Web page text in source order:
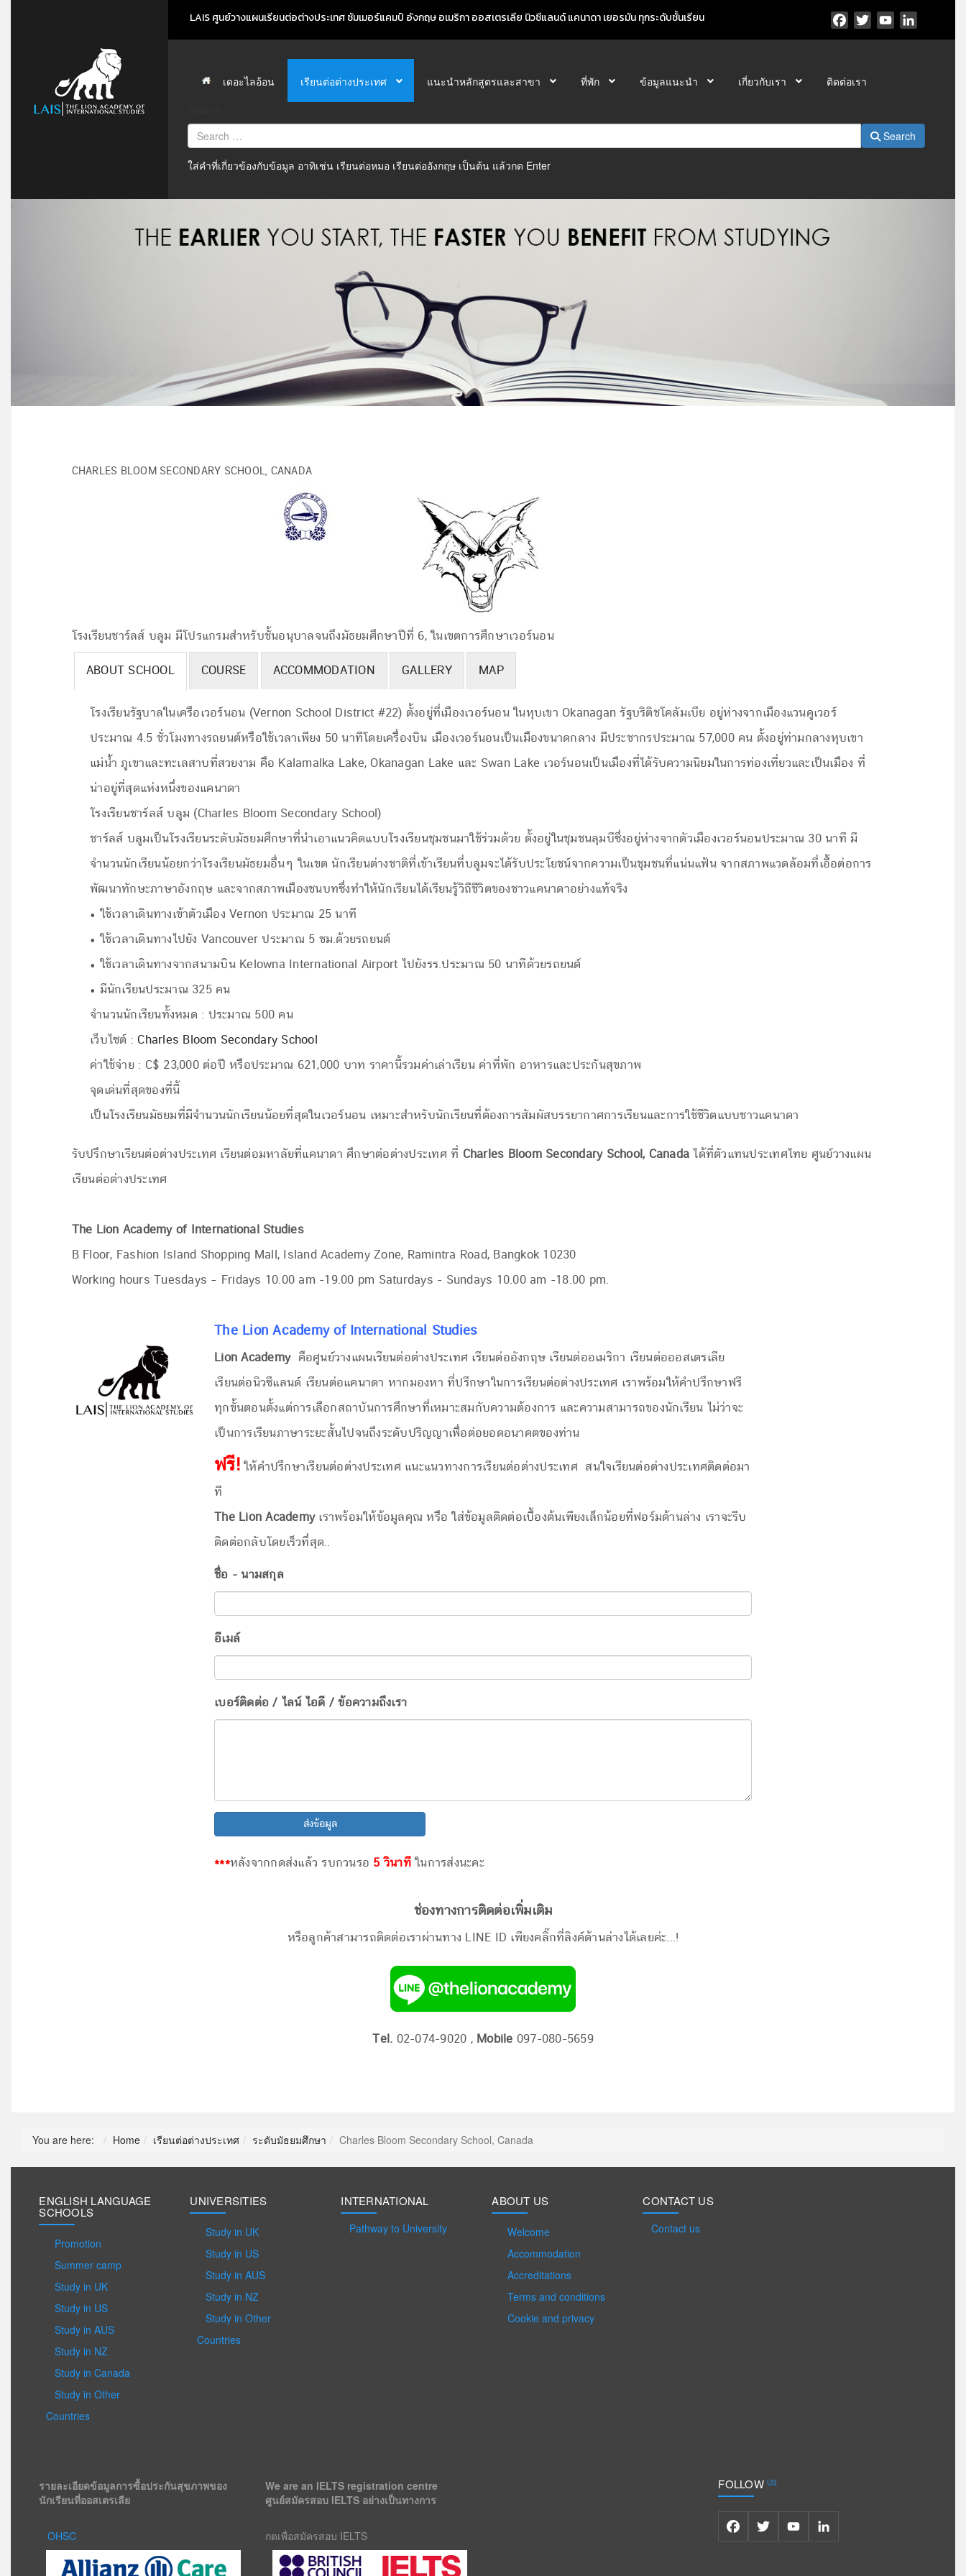
LAIS ศูนย์วางแผนเรียนต่อต่างประเทศ ซัมเมอร์แคมป์ อังกฤษ อเมริกา ออสเตรเลีย นิวซีแลนด์ แคนาดา เยอรมัน ทุกระดับชั้นเรียน
Facebook
TwitterYouTubeLinkedIn
เดอะไลอ้อน เรียนต่อต่างประเทศ แนะนำหลักสูตรและสาขา ที่พัก ข้อมูลแนะนำ เกี่ยวกับเรา
ติดต่อเรา
Search
ใส่คำที่เกี่ยวข้องกับข้อมูล อาทิเช่น เรียนต่อหมอ เรียนต่ออังกฤษ เป็นต้น แล้วกด Enter
CHARLES BLOOM SECONDARY SCHOOL, CANADA
โรงเรียนชาร์ลส์ บลูม มีโปรแกรมสำหรับชั้นอนุบาลจนถึงมัธยมศึกษาปีที่ 6, ในเขตการศึกษาเวอร์นอน
ABOUT SCHOOL COURSE ACCOMMODATION GALLERY MAP
โรงเรียนรัฐบาลในเครือเวอร์นอน (Vernon School District #22) ตั้งอยู่ที่เมืองเวอร์นอน ในหุบเขา Okanagan รัฐบริติชโคลัมเบีย อยู่ห่างจากเมืองแวนคูเวอร์
ประมาณ 4.5 ชั่วโมงทางรถยนต์หรือใช้เวลาเพียง 50 นาทีโดยเครื่องบิน เมืองเวอร์นอนเป็นเมืองขนาดกลาง มีประชากรประมาณ 57,000 คน ตั้งอยู่ท่ามกลางหุบเขา
แม่น้ำ ภูเขาและทะเลสาบที่สวยงาม คือ Kalamalka Lake, Okanagan Lake และ Swan Lake เวอร์นอนเป็นเมืองที่ได้รับความนิยมในการท่องเที่ยวและเป็นเมือง ที่
น่าอยู่ที่สุดแห่งหนึ่งของแคนาดา
โรงเรียนชาร์ลส์ บลูม (Charles Bloom Secondary School)
ชาร์ลส์ บลูมเป็นโรงเรียนระดับมัธยมศึกษาที่นำเอาแนวคิดแบบโรงเรียนชุมชนมาใช้ร่วมด้วย ตั้งอยู่ในชุมชนลุมบีซึ่งอยู่ห่างจากตัวเมืองเวอร์นอนประมาณ 30 นาที มี
จำนวนนักเรียนน้อยกว่าโรงเรียนมัธยมอื่นๆ ในเขต นักเรียนต่างชาติที่เข้าเรียนที่บลูมจะได้รับประโยชน์จากความเป็นชุมชนที่แน่นแฟ้น จากสภาพแวดล้อมที่เอื้อต่อการ
พัฒนาทักษะภาษาอังกฤษ และจากสภาพเมืองชนบทซึ่งทำให้นักเรียนได้เรียนรู้วิถีชีวิตของชาวแคนาดาอย่างแท้จริง
• ใช้เวลาเดินทางเข้าตัวเมือง Vernon ประมาณ 25 นาที
• ใช้เวลาเดินทางไปยัง Vancouver ประมาณ 5 ชม.ด้วยรถยนต์
• ใช้เวลาเดินทางจากสนามบิน Kelowna International Airport ไปยังรร.ประมาณ 50 นาทีด้วยรถยนต์
• มีนักเรียนประมาณ 325 คน
จำนวนนักเรียนทั้งหมด : ประมาณ 500 คน
เว็บไซต์ : Charles Bloom Secondary School
ค่าใช้จ่าย : C$ 23,000 ต่อปี หรือประมาณ 621,000 บาท ราคานี้รวมค่าเล่าเรียน ค่าที่พัก อาหารและประกันสุขภาพ
จุดเด่นที่สุดของที่นี้
เป็นโรงเรียนมัธยมที่มีจำนวนนักเรียนน้อยที่สุดในเวอร์นอน เหมาะสำหรับนักเรียนที่ต้องการสัมผัสบรรยากาศการเรียนและการใช้ชีวิตแบบชาวแคนาดา
รับปรึกษาเรียนต่อต่างประเทศ เรียนต่อมหาลัยที่แคนาดา ศึกษาต่อต่างประเทศ ที่ Charles Bloom Secondary School, Canada ได้ที่ตัวแทนประเทศไทย ศูนย์วางแผน
เรียนต่อต่างประเทศ
The Lion Academy of International Studies
B Floor, Fashion Island Shopping Mall, Island Academy Zone, Ramintra Road, Bangkok 10230
Working hours Tuesdays – Fridays 10.00 am -19.00 pm Saturdays - Sundays 10.00 am -18.00 pm.
The Lion Academy of International Studies
Lion Academyคือศูนย์วางแผนเรียนต่อต่างประเทศ เรียนต่ออังกฤษ เรียนต่ออเมริกา เรียนต่อออสเตรเลีย
เรียนต่อนิวซีแลนด์ เรียนต่อแคนาดา หากมองหา ที่ปรีกษาในการเรียนต่อต่างประเทศ เราพร้อมให้คำปรึกษาฟรี
ทุกขั้นตอนตั้งแต่การเลือกสถาบันการศึกษาที่เหมาะสมกับความต้องการ และความสามารถของนักเรียน ไม่ว่าจะ
เป็นการเรียนภาษาระยะสั้นไปจนถึงระดับปริญญาเพื่อต่อยอดอนาคตของท่าน
ฟรี!ให้คำปรึกษาเรียนต่อต่างประเทศ แนะแนวทางการเรียนต่อต่างประเทศ สนใจเรียนต่อต่างประเทศติดต่อมา
ที
The Lion Academy เราพร้อมให้ข้อมูลคุณ หรือ ใส่ข้อมูลติดต่อเบื้องต้นเพียงเล็กน้อยที่ฟอร์มด้านล่าง เราจะรีบ
ติดต่อกลับโดยเร็วทึ่สุด..
ชื่อ - นามสกุล
อีเมล์
เบอร์ติดต่อ / ไลน์ ไอดี / ข้อความถึงเรา
ส่งข้อมูล
***หลังจากกดส่งแล้ว รบกวนรอ 5 วินาทีในการส่งนะคะ
ช่องทางการติดต่อเพิ่มเติม
หรือลูกค้าสามารถติดต่อเราผ่านทาง LINE ID เพียงคลิ๊กที่ลิงค์ด้านล่างได้เลยค่ะ...!
Tel. 02-074-9020 , Mobile 097-080-5659
You are here: Home เรียนต่อต่างประเทศ ระดับมัธยมศึกษา Charles Bloom Secondary School, Canada
ENGLISH LANGUAGE
SCHOOLS
Promotion
Summer camp
Study in UK
Study in US
Study in AUS
Study in NZ
Study in Canada
Study in Other
Countries
UNIVERSITIES
Study in UK
Study in US
Study in AUS
Study in NZ
Study in Other
Countries
INTERNATIONAL
Pathway to University
ABOUT US
Welcome
Accommodation
Accreditations
Terms and conditions
Cookie and privacy
CONTACT US
Contact us
รายละเอียดข้อมูลการซื้อประกันสุขภาพของ
นักเรียนที่ออสเตรเลีย
OHSC
We are an IELTS registration centre
ศูนย์สมัครสอบ IELTS อย่างเป็นทางการ
กดเพื่อสมัครสอบ IELTS
FOLLOWUS